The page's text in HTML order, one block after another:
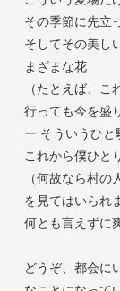
その季節に先立
そしてその美し
まざまな花
（たとえば、
行っても今を盛
ー そういうひと
これから僕ひと
（何故なら村
を見てはいられ
何とも言えずに
どうぞ、都会に